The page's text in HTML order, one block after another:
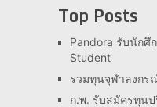
Top Posts
Pandora รับนักศึ
Student
รวมทุนจุฬาลงกร
ก.พ. รับสมัครทุน